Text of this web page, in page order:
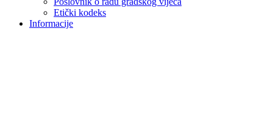
Etički kodeks
Informacije